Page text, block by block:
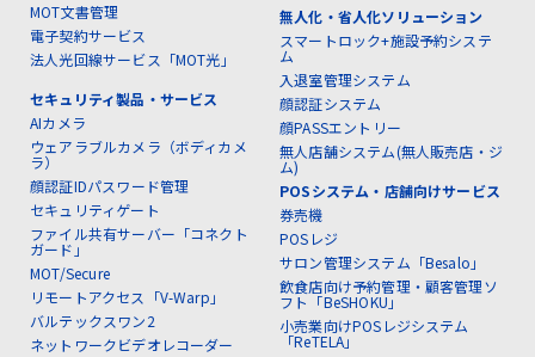
MOT文書管理
電子契約サービス
法人光回線サービス「MOT光」
セキュリティ製品・サービス
AIカメラ
ウェアラブルカメラ（ボディカメ
ラ）
顔認証IDパスワード管理
セキュリティゲート
ファイル共有サーバー「コネクト
ガード」
MOT/Secure
リモートアクセス「V-Warp」
バルテックスワン2
ネットワークビデオレコーダー
無人化・省人化ソリューション
スマートロック+施設予約システ
ム
入退室管理システム
顔認証システム
顔PASSエントリー
無人店舗システム(無人販売店・ジ
ム)
POSシステム・店舗向けサービス
券売機
POSレジ
サロン管理システム「Besalo」
飲食店向け予約管理・顧客管理ソ
フト「BeSHOKU」
小売業向けPOSレジシステム
「ReTELA」